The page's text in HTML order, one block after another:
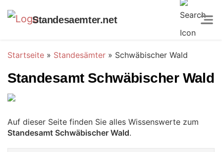
Standesaemter.net
Startseite » Standesämter » Schwäbischer Wald
Standesamt Schwäbischer Wald
Auf dieser Seite finden Sie alles Wissenswerte zum
Standesamt Schwäbischer Wald.